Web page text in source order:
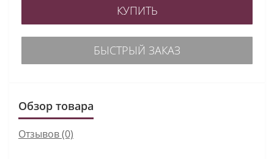
КУПИТЬ
БЫСТРЫЙ ЗАКАЗ
Обзор товара
Отзывов (0)